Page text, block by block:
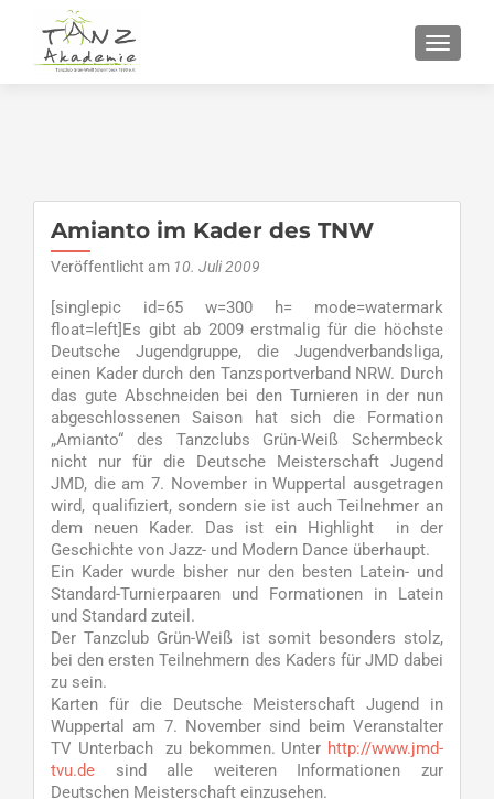
Amianto im Kader des TNW
Veröffentlicht am 10. Juli 2009
[singlepic id=65 w=300 h= mode=watermark
float=left]Es gibt ab 2009 erstmalig für die höchste
Deutsche Jugendgruppe, die Jugendverbandsliga,
einen Kader durch den Tanzsportverband NRW. Durch
das gute Abschneiden bei den Turnieren in der nun
abgeschlossenen Saison hat sich die Formation
„Amianto“ des Tanzclubs Grün-Weiß Schermbeck
nicht nur für die Deutsche Meisterschaft Jugend
JMD, die am 7. November in Wuppertal ausgetragen
wird, qualifiziert, sondern sie ist auch Teilnehmer an
dem neuen Kader. Das ist ein Highlight in der
Geschichte von Jazz- und Modern Dance überhaupt.
Ein Kader wurde bisher nur den besten Latein- und
Standard-Turnierpaaren und Formationen in Latein
und Standard zuteil.
Der Tanzclub Grün-Weiß ist somit besonders stolz,
bei den ersten Teilnehmern des Kaders für JMD dabei
zu sein.
Karten für die Deutsche Meisterschaft Jugend in
Wuppertal am 7. November sind beim Veranstalter
TV Unterbach zu bekommen. Unter http://www.jmd-
tvu.de sind alle weiteren Informationen zur
Deutschen Meisterschaft einzusehen.